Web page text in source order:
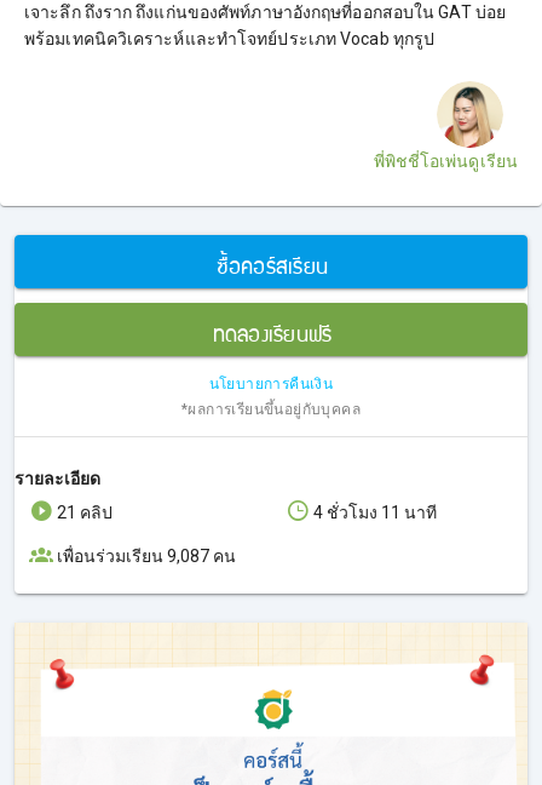
เจาะลึก ถึงราก ถึงแก่นของศัพท์ภาษาอังกฤษที่ออกสอบใน GAT บ่อย
พร้อมเทคนิควิเคราะห์และทำโจทย์ประเภท Vocab ทุกรูป
พี่พิชชี่โอเพ่นดูเรียน
ซื้อคอร์สเรียน
ทดลองเรียนฟรี
นโยบายการคืนเงิน
*ผลการเรียนขึ้นอยู่กับบุคคล
รายละเอียด
21 คลิป
4 ชั่วโมง 11 นาที
เพื่อนร่วมเรียน 9,087 คน